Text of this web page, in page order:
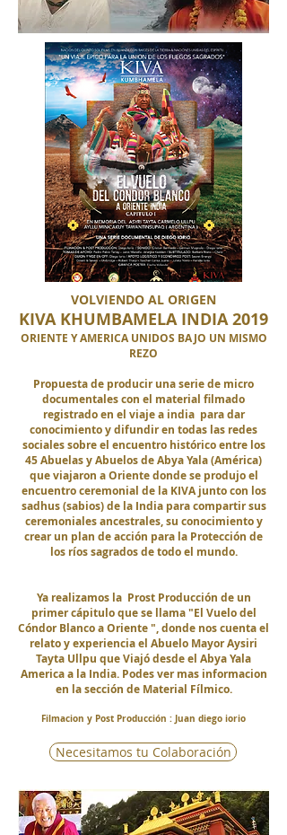
VOLVIENDO AL ORIGEN
KIVA KHUMBAMELA INDIA 2019
ORIENTE Y AMERICA UNIDOS BAJO UN MISMO
REZO
Propuesta de producir una serie de micro
documentales con el material filmado
registrado en el viaje a india para dar
conocimiento y difundir en todas las redes
sociales sobre el encuentro históricoentre los
45 Abuelas y Abuelos de Abya Yala (América)
que viajaron a Oriente donde se produjo el
encuentro ceremonial de la KIVA junto con los
sadhus (sabios) de la India para compartir sus
ceremoniales ancestrales, su conocimiento y
crear un plan de acción para la Protección de
los ríos sagrados de todo el mundo.
Ya realizamos la Prost Producción de un
primer cápitulo que se llama "El Vuelo del
Cóndor Blanco a Oriente ", donde nos cuenta el
relato y experiencia el Abuelo Mayor Aysiri
Tayta Ullpu que Viajó desde el Abya Yala
America a la India. Podes ver mas informacion
en la sección de Material Fílmico.
Filmacion y Post Producción : Juan diego iorio
Necesitamos tu Colaboración